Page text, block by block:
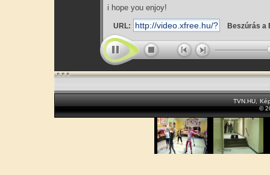
i hope you enjoy!
URL: Beszúrás a
TVN.HU
©